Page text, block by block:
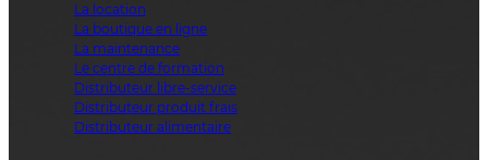
La location
La boutique en ligne
La maintenance
Le centre de formation
Distributeur libre-service
Distributeur produit frais
Distributeur alimentaire